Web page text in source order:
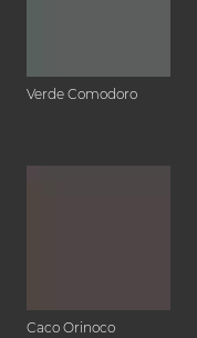
Verde Comodoro
Caco Orinoco